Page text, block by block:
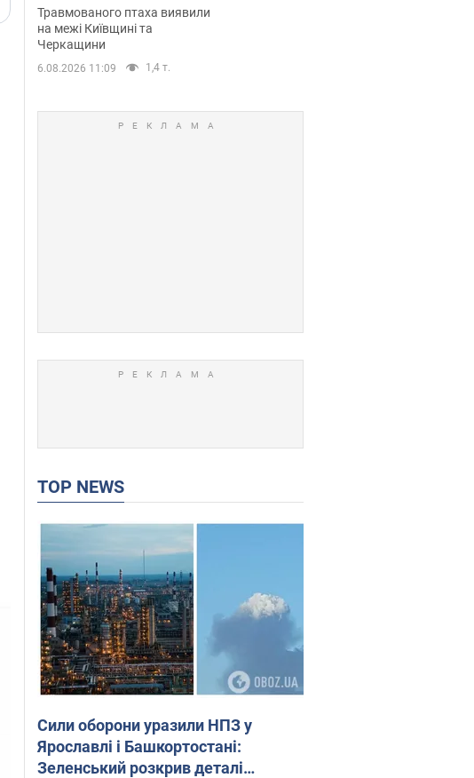
нетиповий маршрут.
Фото
Травмованого птаха виявили
на межі Київщині та
Черкащини
6.08.2026 11:09 1,4 т.
TOP NEWS
Сили оборони уразили НПЗ у
Ярославлі і Башкортостані:
Зеленський розкрив деталі